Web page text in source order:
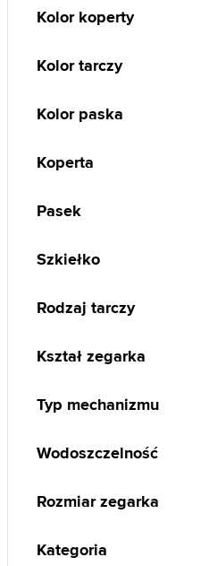
Kolor koperty
Kolor tarczy
Kolor paska
Koperta
Pasek
Szkiełko
Rodzaj tarczy
Kształ zegarka
Typ mechanizmu
Wodoszczelność
Rozmiar zegarka
Kategoria